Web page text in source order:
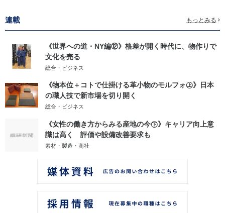
連載 もっとみる
《世界への道・NY編⑫》格差が開く時代に、物作りで
文化を売る
総合・ビジネス
《物本位＋コトで仕掛ける革小物のモルフォ㊤》日本
の職人技で新市場を切り開く
総合・ビジネス
《女性の働き方からみる産地の今㊦》キャリア向上意
識は高く 評価や設備改善要求も
素材・製造・商社